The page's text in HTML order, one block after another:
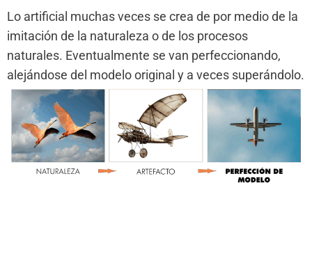
Lo artificial muchas veces se crea de por medio de la
imitación de la naturaleza o de los procesos
naturales. Eventualmente se van perfeccionando,
alejándose del modelo original y a veces superándolo.